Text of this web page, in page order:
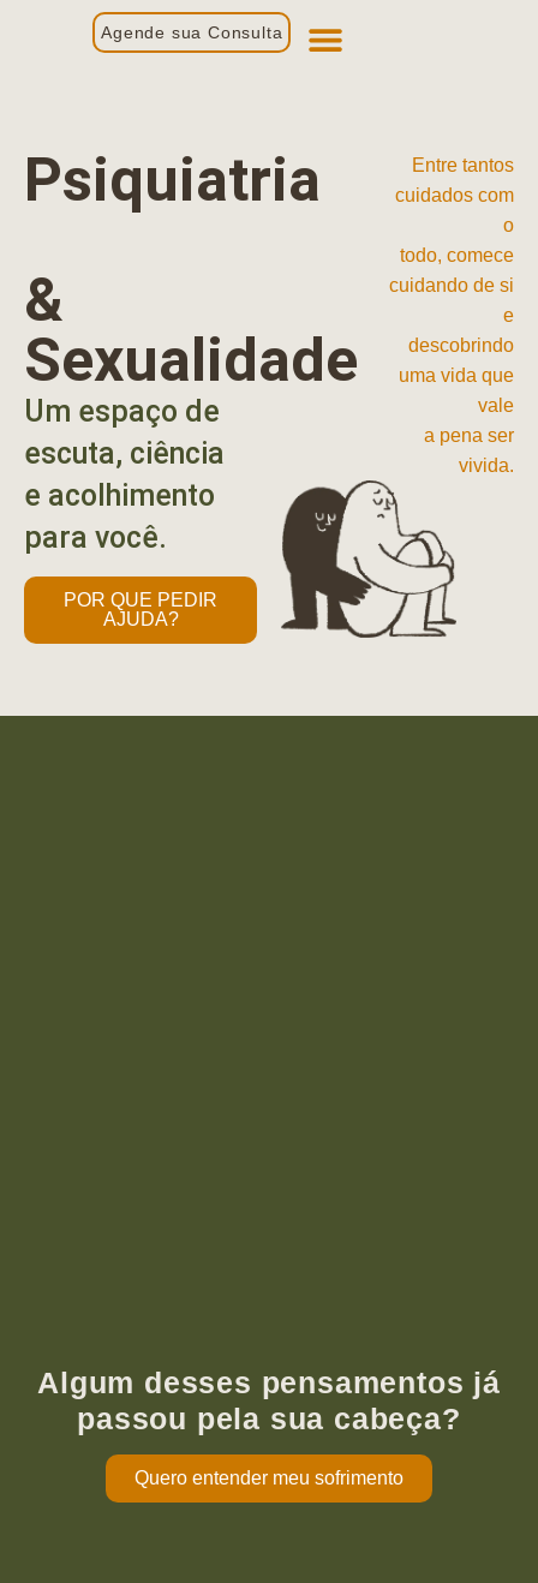
Agende sua Consulta
Psiquiatria
&
Sexualidade
Um espaço de
escuta, ciência
e acolhimento
para você.
POR QUE PEDIR
AJUDA?
Entre tantos
cuidados com
o
todo, comece
cuidando de si
e
descobrindo
uma vida que
vale
a pena ser
vivida.
Algum desses pensamentos já
passou pela sua cabeça?
Quero entender meu sofrimento